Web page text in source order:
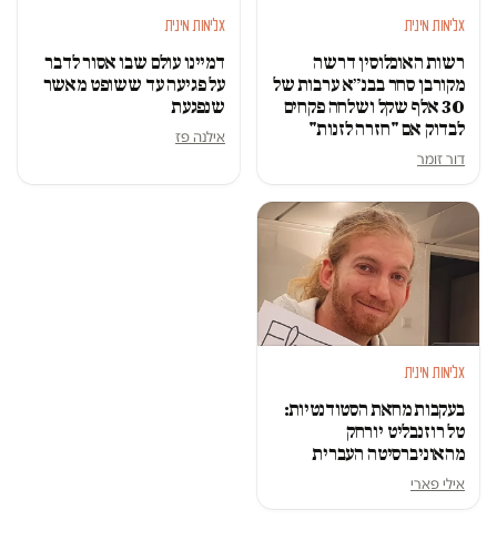
אלימות מינית
רשות האוכלוסין דרשה
מקורבן סחר בבנ״א ערבות של
30 אלף שקל ושלחה פקחים
לבדוק אם "חזרה לזנות"
דור זומר
אלימות מינית
דמיינו עולם שבו אסור לדבר
על פגיעה עד ששופט מאשר
שנפגעת
אילנה פז
אלימות מינית
בעקבות מחאת הסטודנטיות:
טל רוזנבליט יורחק
מהאוניברסיטה העברית
אילי פארי